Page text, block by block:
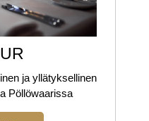
ja yllätyksellinen
Pöllöwaarissa